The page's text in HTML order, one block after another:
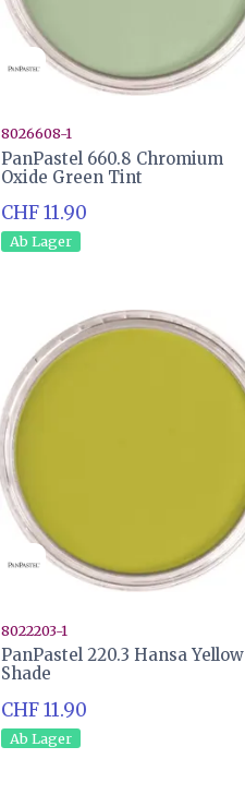
8026608-1
PanPastel 660.8 Chromium
Oxide Green Tint
CHF 11.90
Ab Lager
8022203-1
PanPastel 220.3 Hansa Yellow
Shade
CHF 11.90
Ab Lager